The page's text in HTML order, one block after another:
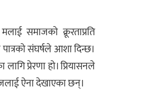
समाजको क्रूरताप्रति
संघर्षले आशा दिन्छ।
प्रेरणा हो। प्रियासनले
ऐना देखाएका छन्।